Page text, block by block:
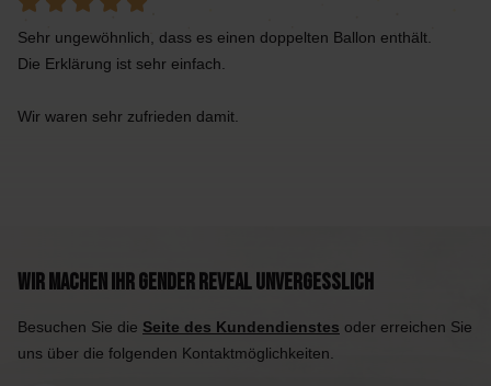
Sehr ungewöhnlich, dass es einen doppelten Ballon enthält.
Die Erklärung ist sehr einfach.
Wir waren sehr zufrieden damit.
Wir machen Ihr Gender Reveal unvergesslich
Besuchen Sie die Seite des Kundendienstes oder erreichen Sie
uns über die folgenden Kontaktmöglichkeiten.